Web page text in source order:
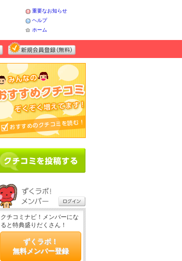
重要なお知らせ
ヘルプ
ホーム
クチコミナビ！メンバーにな
ると特典盛りだくさん！
ずくラボ！
無料メンバー登録